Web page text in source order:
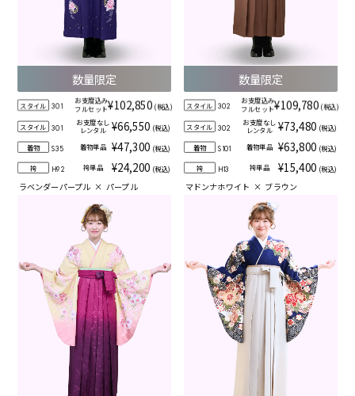
数量限定
スタイル 301
お支度込み
フルセット¥102,850 (税込)
スタイル 301
お支度なし
レンタル
¥66,550 (税込)
着物 S35 着物単品 ¥47,300 (税込)
袴 H92 袴単品 ¥24,200 (税込)
ラベンダーパープル × パープル
数量限定
スタイル 302
お支度込み
フルセット¥109,780 (税込)
スタイル 302
お支度なし
レンタル ¥73,480 (税込)
着物 S101 着物単品 ¥63,800 (税込)
袴 H13 袴単品 ¥15,400 (税込)
マドンナホワイト × ブラウン